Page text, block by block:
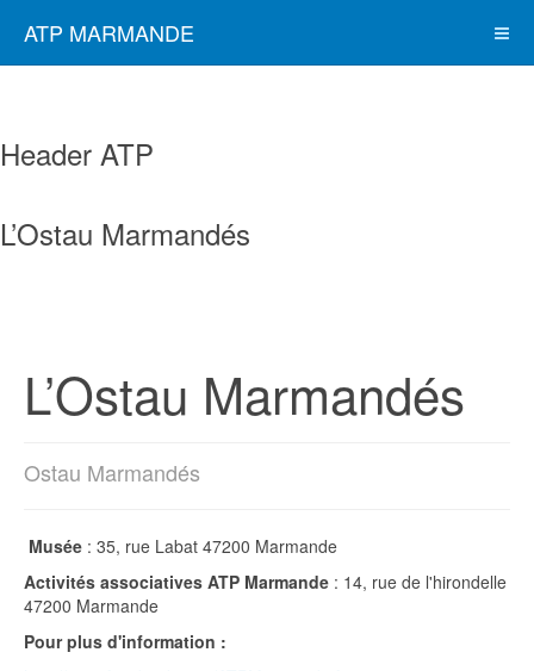
ATP MARMANDE
Header ATP
L’Ostau Marmandés
L’Ostau Marmandés
Ostau Marmandés
Musée : 35, rue Labat 47200 Marmande
Activités associatives ATP Marmande : 14, rue de l'hirondelle
47200 Marmande
Pour plus d'information :